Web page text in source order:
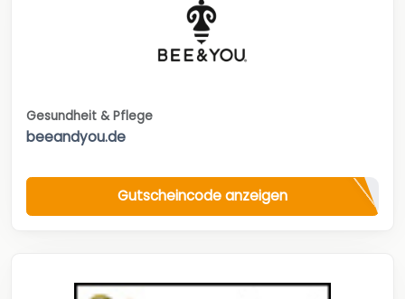
Gesundheit & Pflege
beeandyou.de
Gutscheincode anzeigen